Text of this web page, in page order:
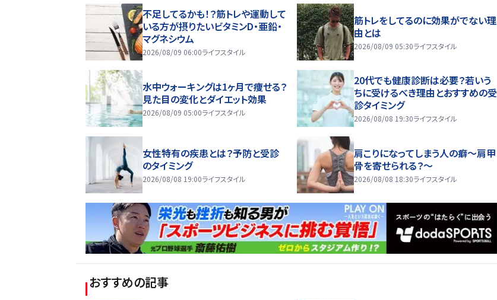
不足してるかも！？筋トレや運動して
いる方が摂りたいビタミンD・亜鉛・
マグネシウム
2026/08/09 06:00ライフスタイル
筋トレをしてるのに効果がでない理
由とは
2026/08/09 05:30ライフスタイル
水中ウォーキングは1ヶ月で痩せる？
見た目の変化とダイエット効果
2026/08/09 05:00ライフスタイル
20代でも健康診断は必要？若いう
ちに受けるべき理由とおすすめの受
診タイミング
2026/08/08 19:30ライフスタイル
女性特有の疾患とは？予防と受診
のタイミング
2026/08/08 19:00ライフスタイル
肩こりになってしまう人の癖～肩甲
骨を寄せられる？～
2026/08/08 18:30ライフスタイル
おすすめの記事